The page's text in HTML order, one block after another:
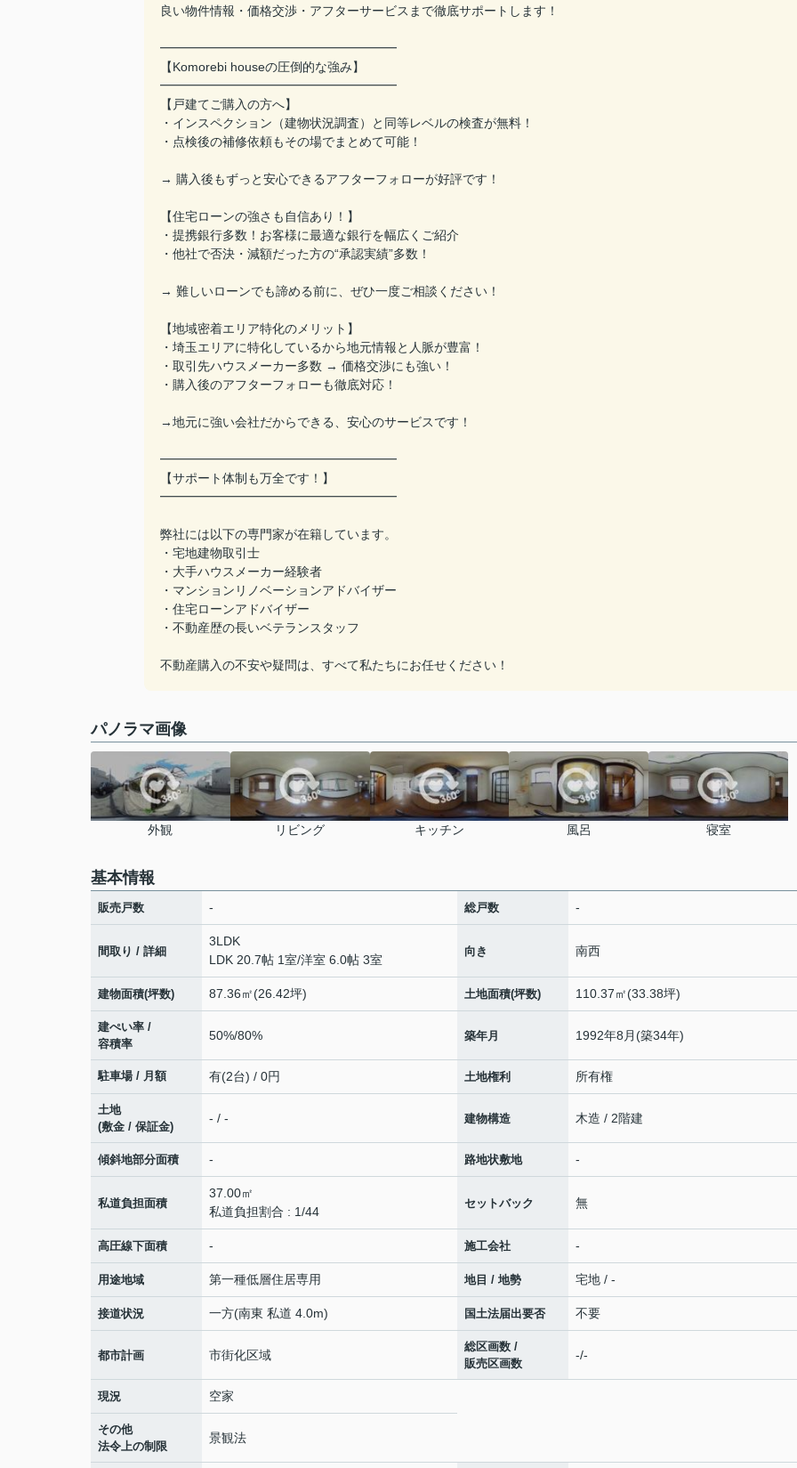
良い物件情報・価格交渉・アフターサービスまで徹底サポートします！
━━━━━━━━━━━━━━━━━━━
【Komorebi houseの圧倒的な強み】
━━━━━━━━━━━━━━━━━━━
【戸建てご購入の方へ】
・インスペクション（建物状況調査）と同等レベルの検査が無料！
・点検後の補修依頼もその場でまとめて可能！
→ 購入後もずっと安心できるアフターフォローが好評です！
【住宅ローンの強さも自信あり！】
・提携銀行多数！お客様に最適な銀行を幅広くご紹介
・他社で否決・減額だった方の“承認実績”多数！
→ 難しいローンでも諦める前に、ぜひ一度ご相談ください！
【地域密着エリア特化のメリット】
・埼玉エリアに特化しているから地元情報と人脈が豊富！
・取引先ハウスメーカー多数 → 価格交渉にも強い！
・購入後のアフターフォローも徹底対応！
→地元に強い会社だからできる、安心のサービスです！
━━━━━━━━━━━━━━━━━━━
【サポート体制も万全です！】
━━━━━━━━━━━━━━━━━━━
弊社には以下の専門家が在籍しています。
・宅地建物取引士
・大手ハウスメーカー経験者
・マンションリノベーションアドバイザー
・住宅ローンアドバイザー
・不動産歴の長いベテランスタッフ
不動産購入の不安や疑問は、すべて私たちにお任せください！
パノラマ画像
外観 リビング キッチン 風呂 寝室
基本情報
販売戸数 - 総戸数 -
間取り / 詳細
3LDK
LDK 20.7帖 1室/洋室 6.0帖 3室
向き 南西
建物面積(坪数) 87.36㎡(26.42坪) 土地面積(坪数) 110.37㎡(33.38坪)
建ぺい率 /
容積率
50%/80% 築年月 1992年8月(築34年)
駐車場 / 月額 有(2台) / 0円 土地権利 所有権
土地
(敷金 / 保証金)
- / - 建物構造 木造 / 2階建
傾斜地部分面積 - 路地状敷地 -
私道負担面積
37.00㎡
私道負担割合 : 1/44
セットバック 無
高圧線下面積 - 施工会社 -
用途地域 第一種低層住居専用 地目 / 地勢 宅地 / -
接道状況 一方(南東 私道 4.0m) 国土法届出要否 不要
都市計画 市街化区域
総区画数 /
販売区画数
-/-
現況 空家
その他
法令上の制限
景観法